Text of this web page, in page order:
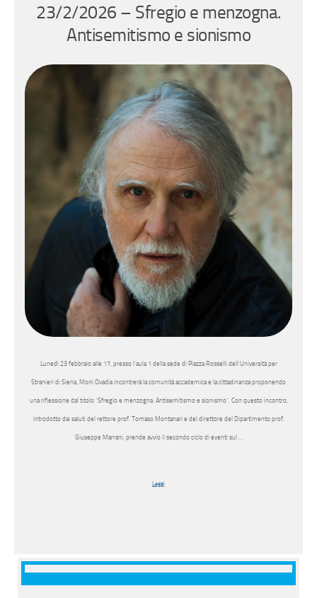
23/2/2026 – Sfregio e menzogna.
Antisemitismo e sionismo
Lunedì 23 febbraio alle 17, presso l’aula 1 della sede di Piazza Rosselli dell’Università per
Stranieri di Siena, Moni Ovadia incontrerà la comunità accademica e la cittadinanza proponendo
una riflessione dal titolo “Sfregio e menzogna. Antisemitismo e sionismo”. Con questo incontro,
introdotto dai saluti del rettore prof. Tomaso Montanari e del direttore del Dipartimento prof.
Giuseppe Marrani, prende avvio il secondo ciclo di eventi sul …
Leggi